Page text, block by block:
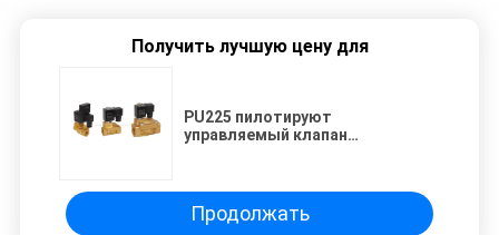
Получить лучшую цену для
PU225 пилотируют
управляемый клапан
Продолжать